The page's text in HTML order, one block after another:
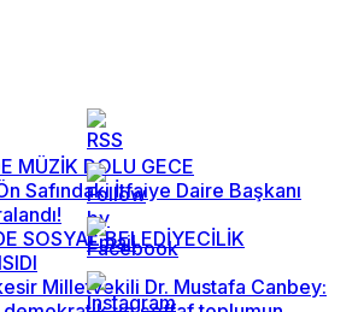
MÜZİK DOLU GECE
Safındaki İtfaiye Daire Başkanı
SOSYAL BELEDİYECİLİK
Milletvekili Dr. Mustafa Canbey: